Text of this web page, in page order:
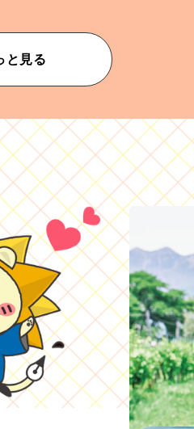
と見る